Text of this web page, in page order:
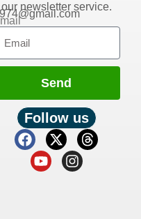
our newsletter service.
Send
Follow us